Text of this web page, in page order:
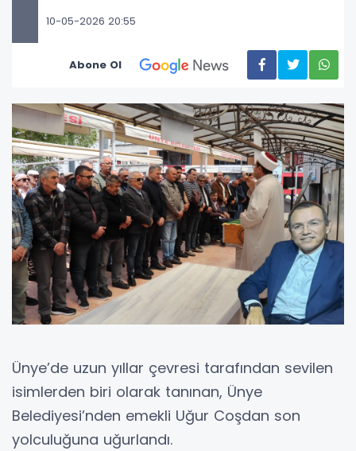
10-05-2026 20:55
Abone Ol
Ünye’de uzun yıllar çevresi tarafından sevilen
isimlerden biri olarak tanınan, Ünye
Belediyesi’nden emekli Uğur Coşdan son
yolculuğuna uğurlandı.